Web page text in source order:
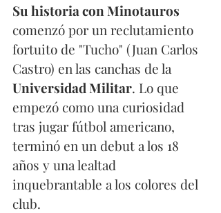
Su historia con Minotauros
comenzó por un reclutamiento
fortuito de "Tucho" (Juan Carlos
Castro) en las canchas de la
Universidad Militar. Lo que
empezó como una curiosidad
tras jugar fútbol americano,
terminó en un debut a los 18
años y una lealtad
inquebrantable a los colores del
club.